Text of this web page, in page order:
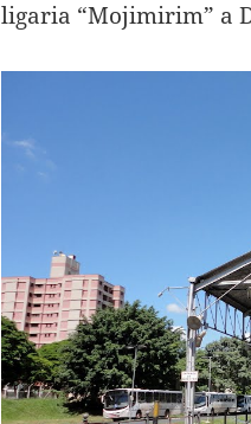
ligaria “Mojimirim” a